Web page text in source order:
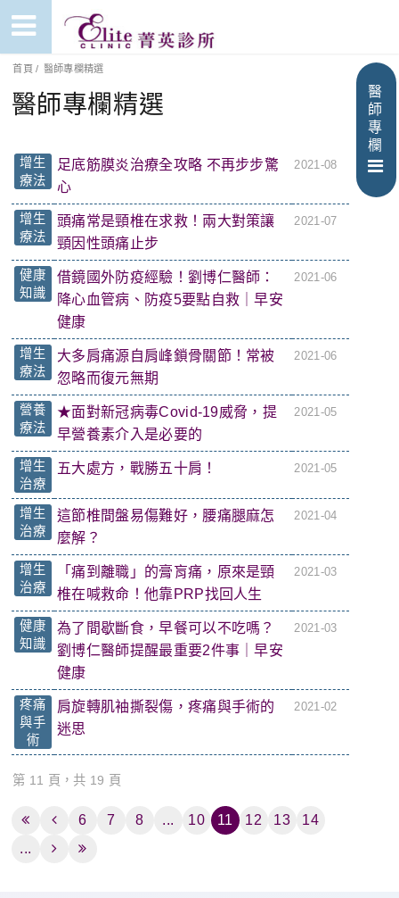
醫
師
專
欄
首頁 / 醫師專欄精選
醫師專欄精選
增生
療法
足底筋膜炎治療全攻略 不再步步驚
心
2021-08
增生
療法
頭痛常是頸椎在求救！兩大對策讓
頸因性頭痛止步
2021-07
健康
知識
借鏡國外防疫經驗！劉博仁醫師：
降心血管病、防疫5要點自救｜早安
健康
2021-06
增生
療法
大多肩痛源自肩峰鎖骨關節！常被
忽略而復元無期
2021-06
營養
療法
★面對新冠病毒Covid-19威脅，提
早營養素介入是必要的
2021-05
增生
治療
五大處方，戰勝五十肩！ 2021-05
增生
治療
這節椎間盤易傷難好，腰痛腿麻怎
麼解？
2021-04
增生
治療
「痛到離職」的膏肓痛，原來是頸
椎在喊救命！他靠PRP找回人生
2021-03
健康
知識
為了間歇斷食，早餐可以不吃嗎？
劉博仁醫師提醒最重要2件事｜早安
健康
2021-03
疼痛
與手
術
肩旋轉肌袖撕裂傷，疼痛與手術的
迷思
2021-02
第 11 頁，共 19 頁
6 7 8 ... 10 11 12 13
14
...